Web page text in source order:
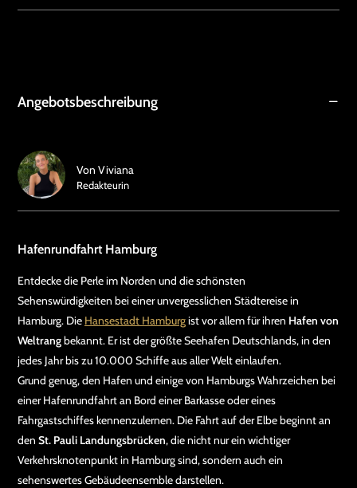
Angebotsbeschreibung
Hafenrundfahrt Hamburg
Entdecke die Perle im Norden und die schönsten
Sehenswürdigkeiten bei einer unvergesslichen Städtereise in
Hamburg. Die Hansestadt Hamburgist vor allem für ihren Hafen von
Weltrangbekannt. Er ist der größte Seehafen Deutschlands, in den
jedes Jahr bis zu 10.000 Schiffe aus aller Welt einlaufen.
Grund genug, den Hafen und einige von Hamburgs Wahrzeichen bei
einer Hafenrundfahrt an Bord einer Barkasse oder eines
Fahrgastschiffes kennenzulernen. Die Fahrt auf der Elbe beginnt an
den St. Pauli Landungsbrücken, die nicht nur ein wichtiger
Verkehrsknotenpunkt in Hamburg sind, sondern auch ein
sehenswertes Gebäudeensemble darstellen.
Von Viviana
Redakteurin